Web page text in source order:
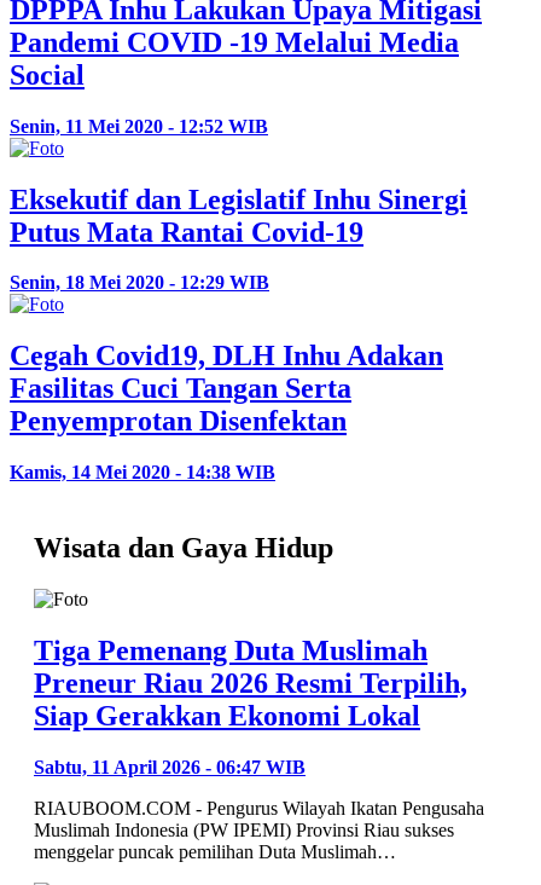
DPPPA Inhu Lakukan Upaya Mitigasi
Pandemi COVID -19 Melalui Media
Social
Senin, 11 Mei 2020 - 12:52 WIB
Eksekutif dan Legislatif Inhu Sinergi
Putus Mata Rantai Covid-19
Senin, 18 Mei 2020 - 12:29 WIB
Cegah Covid19, DLH Inhu Adakan
Fasilitas Cuci Tangan Serta
Penyemprotan Disenfektan
Kamis, 14 Mei 2020 - 14:38 WIB
Wisata dan Gaya Hidup
Tiga Pemenang Duta Muslimah
Preneur Riau 2026 Resmi Terpilih,
Siap Gerakkan Ekonomi Lokal
Sabtu, 11 April 2026 - 06:47 WIB
RIAUBOOM.COM - Pengurus Wilayah Ikatan Pengusaha
Muslimah Indonesia (PW IPEMI) Provinsi Riau sukses
menggelar puncak pemilihan Duta Muslimah…